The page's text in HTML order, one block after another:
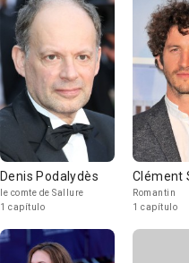
Denis Podalydès
le comte de Sallure
1 capítulo
Clément
Romantin
1 capítulo